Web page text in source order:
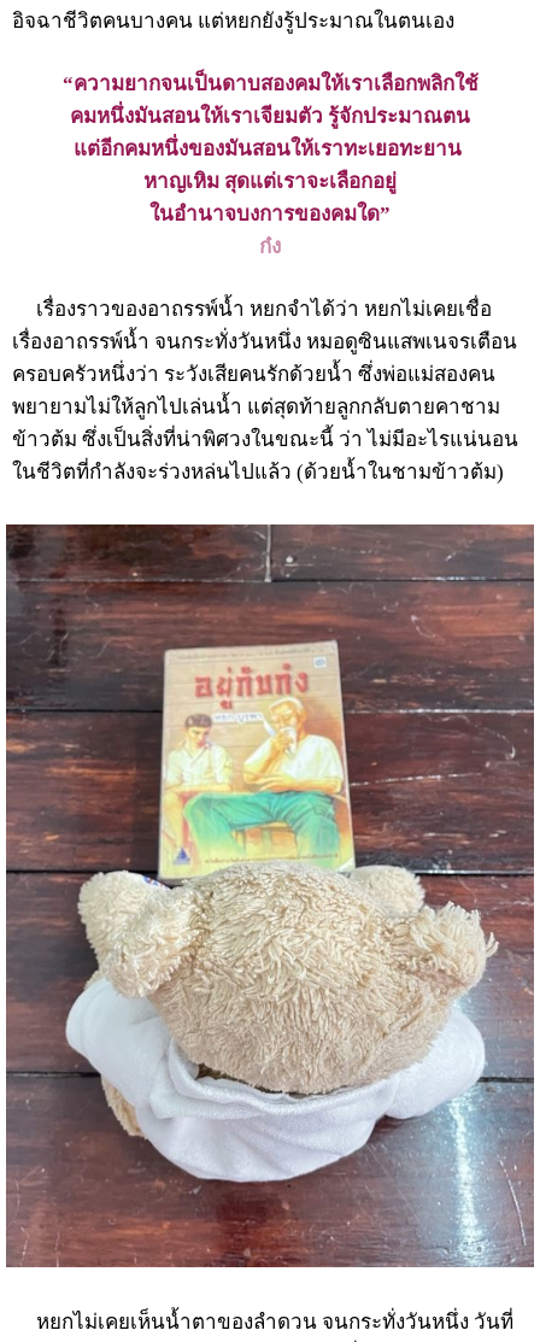
อิจฉาชีวิตคนบางคน แต่หยกยังรู้ประมาณในตนเอง
“ความยากจนเป็นดาบสองคมให้เราเลือกพลิกใช้
คมหนึ่งมันสอนให้เราเจียมตัว รู้จักประมาณตน
แต่อีกคมหนึ่งของมันสอนให้เราทะเยอทะยาน
หาญเหิม สุดแต่เราจะเลือกอยู่
ในอำนาจบงการของคมใด”
ก๋ง
เรื่องราวของอาถรรพ์น้ำ หยกจำได้ว่า หยกไม่เคยเชื่อ
เรื่องอาถรรพ์น้ำ จนกระทั่งวันหนึ่ง หมอดูซินแสพเนจรเตือน
ครอบครัวหนึ่งว่า ระวังเสียคนรักด้วยน้ำ ซึ่งพ่อแม่สองคน
พยายามไม่ให้ลูกไปเล่นน้ำ แต่สุดท้ายลูกกลับตายคาชาม
ข้าวต้ม ซึ่งเป็นสิ่งที่น่าพิศวงในขณะนี้ ว่า ไม่มีอะไรแน่นอน
ในชีวิตที่กำลังจะร่วงหล่นไปแล้ว (ด้วยน้ำในชามข้าวต้ม)
หยกไม่เคยเห็นน้ำตาของลำดวน จนกระทั่งวันหนึ่ง วันที่